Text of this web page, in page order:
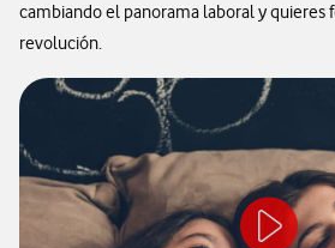
cambiando el panorama laboral y quieres
revolución.